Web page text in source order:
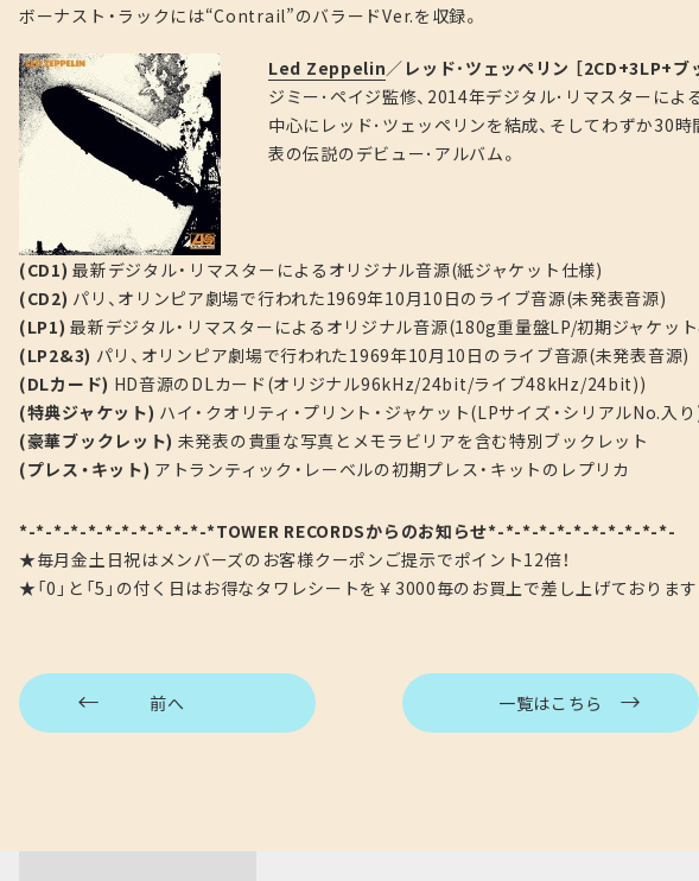
ボーナスト・ラックには“Contrail”のバラードVer.を収録。
Led Zeppelin／ レッド･ツェッペリン ［2CD+3LP+
ジミー･ペイジ監修、2014年デジタル･リマスターによ
中心にレッド･ツェッペリンを結成、そしてわずか30
表の伝説のデビュー･アルバム。
(CD1) 最新デジタル・リマスターによるオリジナル音源(紙ジャケット仕様)
(CD2) パリ、オリンピア劇場で行われた1969年10月10日のライブ音源(未発表音源)
(LP1) 最新デジタル・リマスターによるオリジナル音源(180g重量盤LP/初期ジャケッ
(LP2&3) パリ、オリンピア劇場で行われた1969年10月10日のライブ音源(未発表音源)
(DLカード) HD音源のDLカード(オリジナル96kHz/24bit/ライブ48kHz/24bit))
(特典ジャケット) ハイ・クオリティ・プリント・ジャケット(LPサイズ・シリアルNo.入
(豪華ブックレット) 未発表の貴重な写真とメモラビリアを含む特別ブックレット
(プレス・キット) アトランティック・レーベルの初期プレス・キットのレプリカ
*-*-*-*-*-*-*-*-*-*-*-*TOWER RECORDSからのお知らせ*-*-*-*-*-*-*-*-*-*-*-
★毎月金土日祝はメンバーズのお客様クーポンご提示でポイント12倍！
★「0」と「5」の付く日はお得なタワレシートを￥3000毎のお買上で差し上げております
前へ 一覧はこちら